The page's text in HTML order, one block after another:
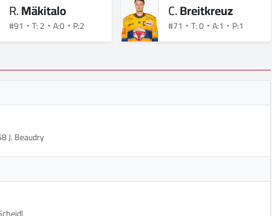
R.Mäkitalo
#91 T: 2 A:0 P:2
C.Breitkreuz
#71 T: 0 A:1 P:1
J. Beaudry